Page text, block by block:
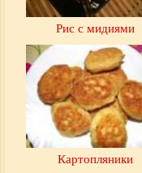
Рис с мидиями
Картопляники